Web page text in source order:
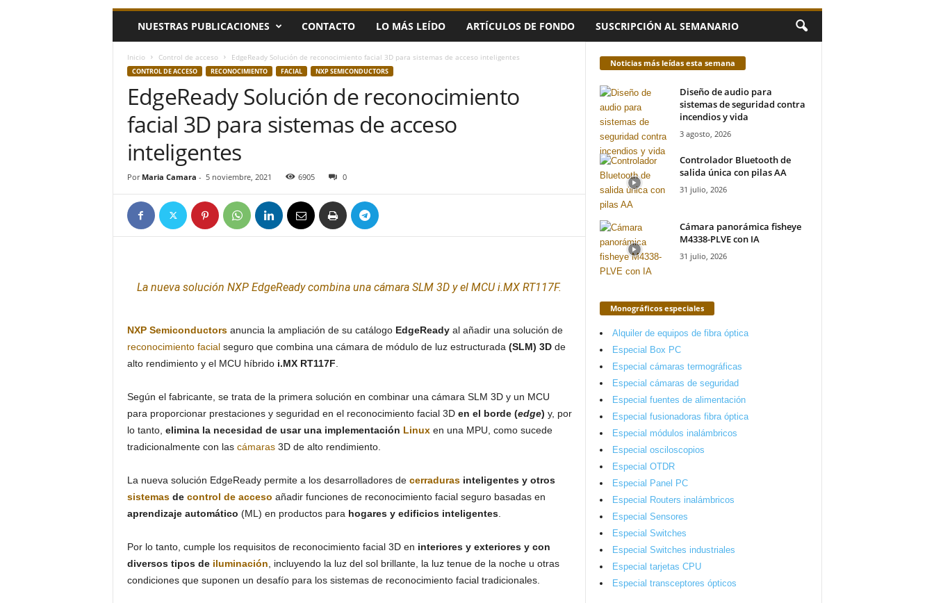
h
y
NUESTRAS PUBLICACIONES CONTACTO LO MÁS LEÍDO ARTÍCULOS DE FONDO SUSCRIPCIÓN AL SEMANARIO
Inicio Control de acceso EdgeReady Solución de reconocimiento facial 3D para sistemas de acceso inteligentes
CONTROL DE ACCESO RECONOCIMIENTO FACIAL NXP SEMICONDUCTORS
EdgeReady Solución de reconocimiento
facial 3D para sistemas de acceso
inteligentes
Por Maria Camara - 5 noviembre, 2021 6905 0
La nueva solución NXP EdgeReady combina una cámara SLM 3D y el MCU i.MX RT117F.
NXP Semiconductorsanuncia la ampliación de su catálogo EdgeReadyal añadir una solución de
reconocimiento facialseguro que combina una cámara de módulo de luz estructurada (SLM) 3Dde
alto rendimiento y el MCU híbrido i.MX RT117F
Según el fabricante, se trata de la primera solución en combinar una cámara SLM 3D y un MCU
para proporcionar prestaciones y seguridad en el reconocimiento facial 3D en el borde (edge) y, por
lo tanto, elimina la necesidad de usar una implementación Linuxen una MPU, como sucede
tradicionalmente con las cámaras3D de alto rendimiento.
La nueva solución EdgeReady permite a los desarrolladores de cerradurasinteligentes y otros
sistemasde control de acceso añadir funciones de reconocimiento facial seguro basadas en
aprendizaje automático (ML) en productos para hogares y edificios inteligentes.
Por lo tanto, cumple los requisitos de reconocimiento facial 3D en interiores y exteriores y con
diversos tipos de iluminación , incluyendo la luz del sol brillante, la luz tenue de la noche u otras
condiciones que suponen un desafío para los sistemas de reconocimiento facial tradicionales.
Noticias más leídas esta semana
Diseño de audio para
sistemas de seguridad contra
incendios y vida
3 agosto, 2026
Controlador Bluetooth de
salida única con pilas AA
31 julio, 2026
Cámara panorámica fisheye
M4338-PLVE con IA
31 julio, 2026
Monográficos especiales
Alquiler de equipos de fibra óptica
Especial Box PC
Especial cámaras termográficas
Especial cámaras de seguridad
Especial fuentes de alimentación
Especial fusionadoras fibra óptica
Especial módulos inalámbricos
Especial osciloscopios
Especial OTDR
Especial Panel PC
Especial Routers inalámbricos
Especial Sensores
Especial Switches
Especial Switches industriales
Especial tarjetas CPU
Especial transceptores ópticos